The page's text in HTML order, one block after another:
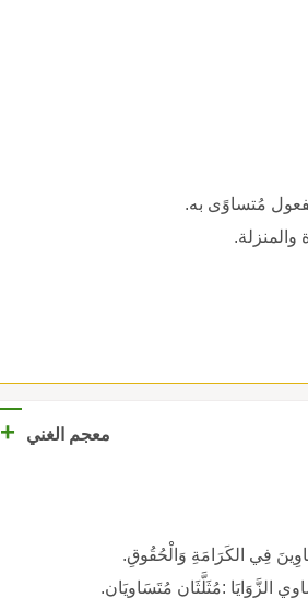
مُتساوًى به.
معجم الغني +
فِي الكَرَامَةِ وَالْحُقُوقِ.
الزَّوَايَا :مُثَلَّثَانِ مُتَسَاوِيَانِ.